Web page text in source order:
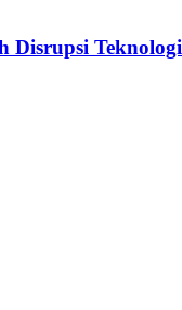
Disrupsi Teknologi